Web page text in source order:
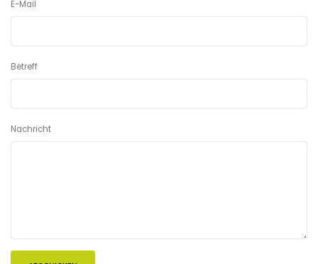
E-Mail
Betreff
Nachricht